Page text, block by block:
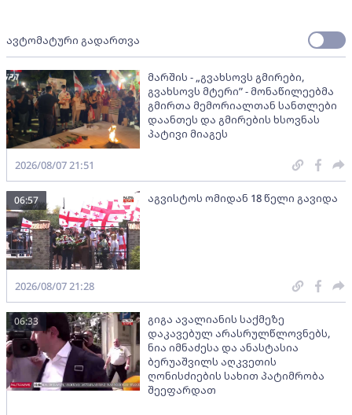
ავტომატური გადართვა
მარშის - „გვახსოვს გმირები,
გვახსოვს მტერი” - მონაწილეებმა
გმირთა მემორიალთან სანთლები
დაანთეს და გმირების ხსოვნას
პატივი მიაგეს
2026/08/07 21:51
აგვისტოს ომიდან 18 წელი გავიდა
06:57
2026/08/07 21:28
გიგა ავალიანის საქმეზე
დაკავებულ არასრულწლოვნებს,
ნია იმნაძესა და ანასტასია
ბერუაშვილს აღკვეთის
ღონისძიების სახით პატიმრობა
შეეფარდათ
06:33